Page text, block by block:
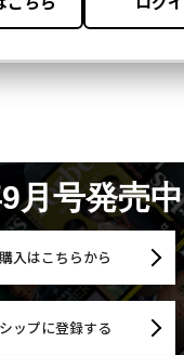
月号発売中
入はこちらから
ップに登録する